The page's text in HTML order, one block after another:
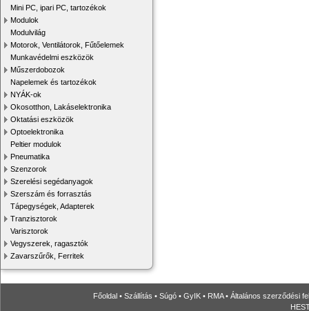
Mini PC, ipari PC, tartozékok
Modulok
Modulvilág
Motorok, Ventilátorok, Fűtőelemek
Munkavédelmi eszközök
Műszerdobozok
Napelemek és tartozékok
NYÁK-ok
Okosotthon, Lakáselektronika
Oktatási eszközök
Optoelektronika
Peltier modulok
Pneumatika
Szenzorok
Szerelési segédanyagok
Szerszám és forrasztás
Tápegységek, Adapterek
Tranzisztorok
Varisztorok
Vegyszerek, ragasztók
Zavarszűrők, Ferritek
Főoldal • Szállítás • Súgó • GyIK • RMA• Általános szerződési